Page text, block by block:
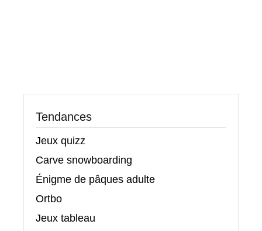
Tendances
Jeux quizz
Carve snowboarding
Énigme de pâques adulte
Ortbo
Jeux tableau